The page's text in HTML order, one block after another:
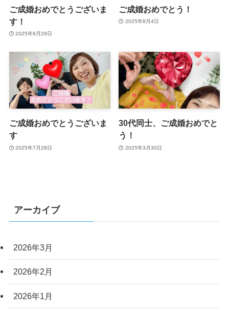
ご成婚おめでとうございま
す！
2025年9月29日
ご成婚おめでとう！
2025年8月4日
ご成婚おめでとうございま
す
2025年7月28日
30代同士、ご成婚おめでと
う！
2025年3月30日
アーカイブ
2026年3月
2026年2月
2026年1月